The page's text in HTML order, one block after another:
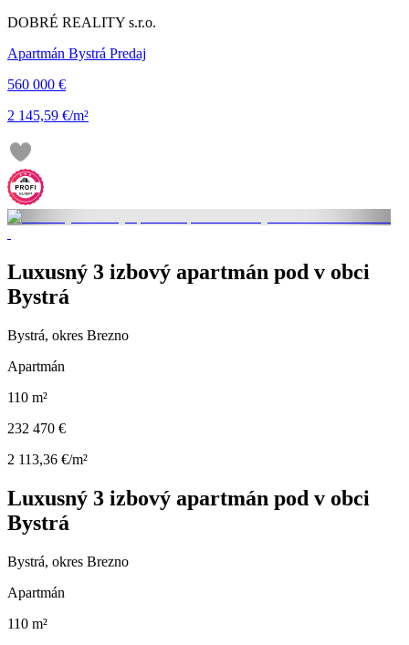
DOBRÉ REALITY s.r.o.
Apartmán Bystrá Predaj
560 000 €
2 145,59 €/m²
Luxusný 3 izbový apartmán pod v obci
Bystrá
Bystrá, okres Brezno
Apartmán
110 m²
232 470 €
2 113,36 €/m²
Luxusný 3 izbový apartmán pod v obci
Bystrá
Bystrá, okres Brezno
Apartmán
110 m²